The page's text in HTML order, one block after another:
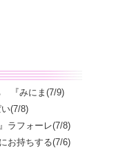
『みにま(7/9)
(7/8)
ラフォーレ(7/8)
お持ちする(7/6)